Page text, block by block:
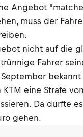
Angebot
muss der
nicht auf die
Fahrer
bekannt
eine Strafe
Da dürfte
gehen.